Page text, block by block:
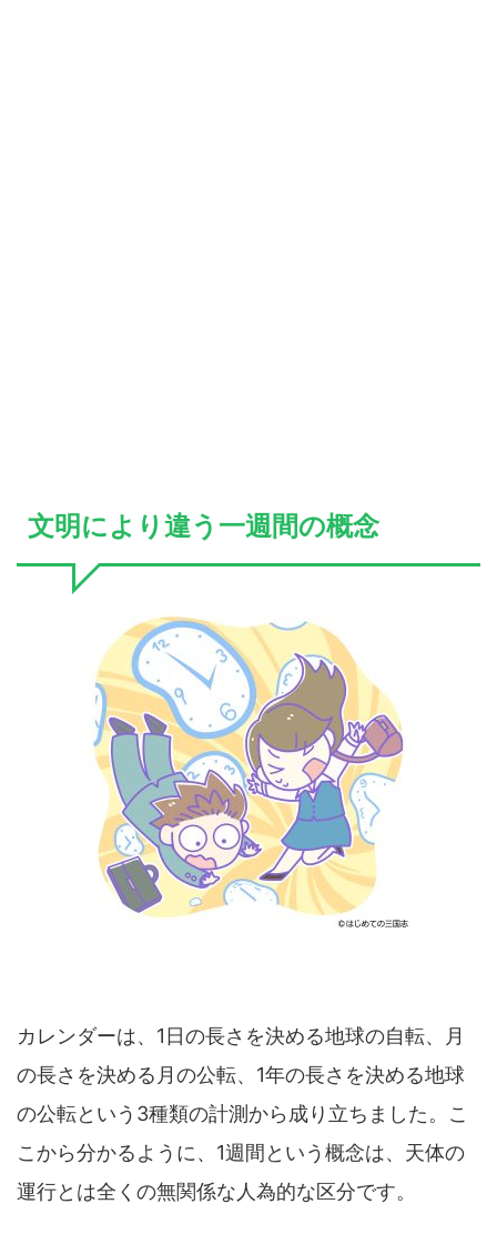
文明により違う一週間の概念
カレンダーは、1日の長さを決める地球の自転、月
の長さを決める月の公転、1年の長さを決める地球
の公転という3種類の計測から成り立ちました。こ
こから分かるように、1週間という概念は、天体の
運行とは全くの無関係な人為的な区分です。